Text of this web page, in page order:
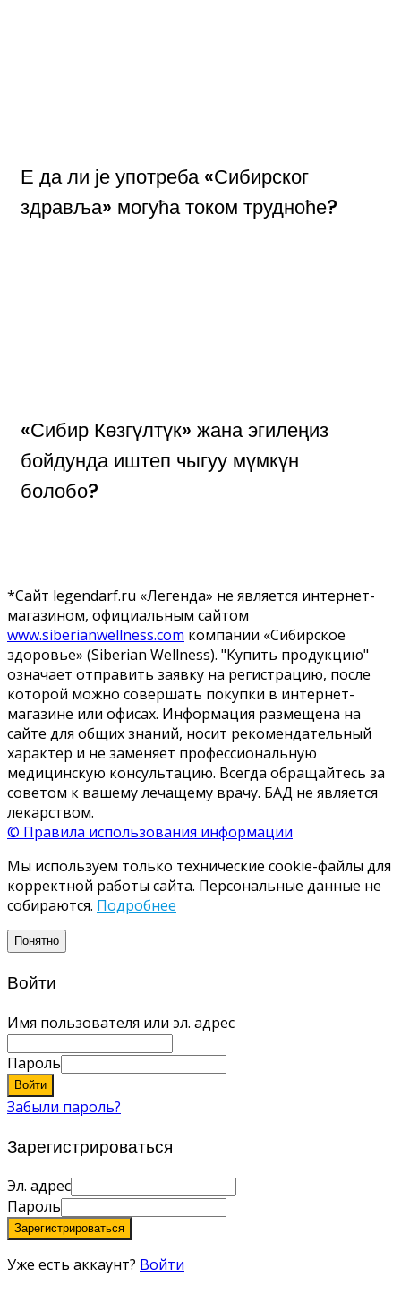
Е да ли је употреба «Сибирског
здравља» могућа током трудноће?
«Сибир Көзгүлтүк» жана эгилеңиз
бойдунда иштеп чыгуу мүмкүн
болобо?
*Сайт legendarf.ru «Легенда» не является интернет-
магазином, официальным сайтом
www.siberianwellness.com компании «Сибирское
здоровье» (Siberian Wellness). "Купить продукцию"
означает отправить заявку на регистрацию, после
которой можно совершать покупки в интернет-
магазине или офисах. Информация размещена на
сайте для общих знаний, носит рекомендательный
характер и не заменяет профессиональную
медицинскую консультацию. Всегда обращайтесь за
советом к вашему лечащему врачу. БАД не является
лекарством.
© Правила использования информации
Мы используем только технические cookie-файлы для
корректной работы сайта. Персональные данные не
собираются. Подробнее
Понятно
Войти
Имя пользователя или эл. адрес
Пароль
Войти
Забыли пароль?
Зарегистрироваться
Эл. адрес
Пароль
Зарегистрироваться
Уже есть аккаунт? Войти